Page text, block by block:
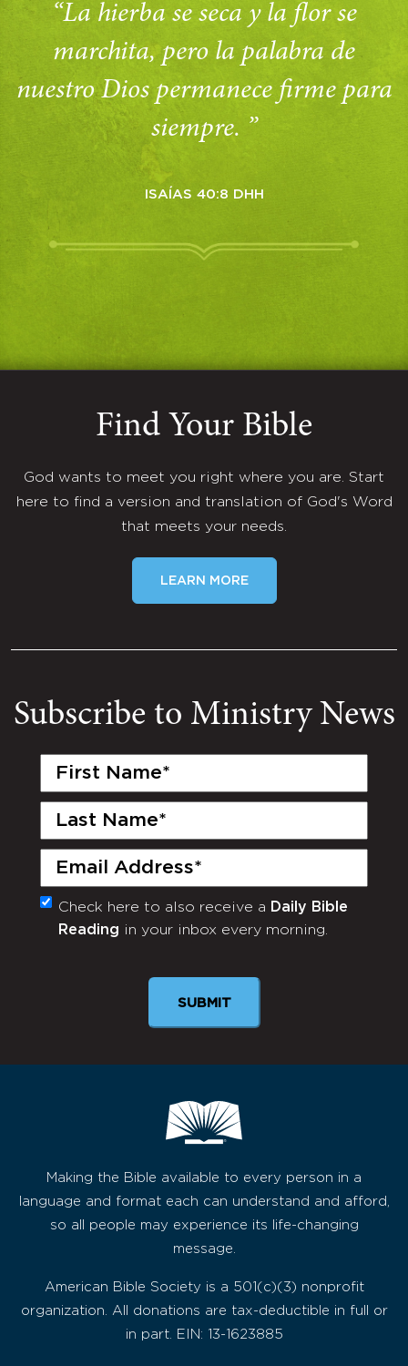
“La hierba se seca y la flor se
marchita, pero la palabra de
nuestro Dios permanece firme para
siempre. ”
ISAÍAS 40:8 DHH
Find Your Bible
God wants to meet you right where you are. Start
here to find a version and translation of God's Word
that meets your needs.
LEARN MORE
Subscribe to Ministry News
First
Last
Email
(Required)
Monthly
Newsletter
Check here to also receive a Daily Bible
Reading in your inbox every morning.
Making the Bible available to every person in a
language and format each can understand and afford,
so all people may experience its life-changing
message.
American Bible Society is a 501(c)(3) nonprofit
organization. All donations are tax-deductible in full or
in part. EIN: 13-1623885